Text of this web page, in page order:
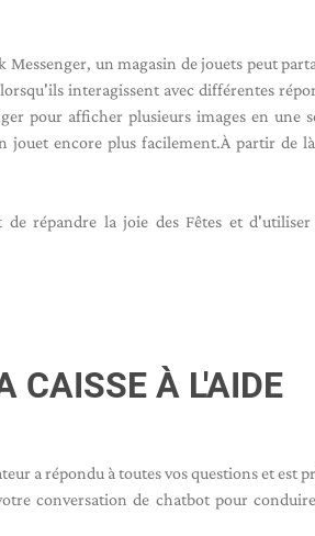
un magasin de jouets peut
interagissent avec différentes
pour afficher plusieurs images en une
jouet encore plus facilement.À partir de
répandre la joie des Fêtes et d'utiliser
CAISSE À L'AIDE
a répondu à toutes vos questions et est
conversation de chatbot pour